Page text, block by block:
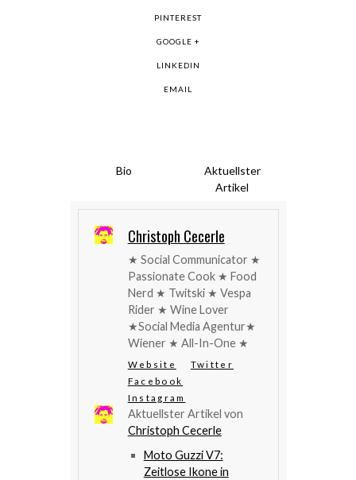
PINTEREST
GOOGLE +
LINKEDIN
EMAIL
Bio
Aktuellster
Artikel
Christoph Cecerle
★ Social Communicator ★
Passionate Cook ★ Food
Nerd ★ Twitski ★ Vespa
Rider ★ Wine Lover
★Social Media Agentur★
Wiener ★ All-In-One ★
Website
Twitter
Facebook
Instagram
Aktuellster Artikel von
Christoph Cecerle
Moto Guzzi V7:
Zeitlose Ikone in